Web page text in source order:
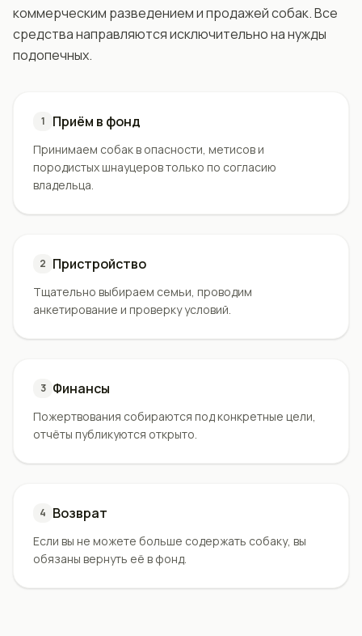
коммерческим разведением и продажей собак. Все
средства направляются исключительно на нужды
подопечных.
1 Приём в фонд
Принимаем собак в опасности, метисов и
породистых шнауцеров только по согласию
владельца.
2 Пристройство
Тщательно выбираем семьи, проводим
анкетирование и проверку условий.
3 Финансы
Пожертвования собираются под конкретные цели,
отчёты публикуются открыто.
4 Возврат
Если вы не можете больше содержать собаку, вы
обязаны вернуть её в фонд.